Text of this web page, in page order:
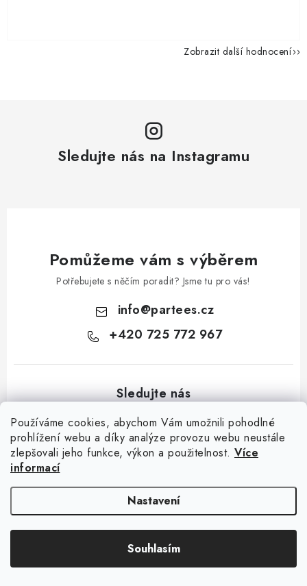
Používáme cookies, abychom Vám umožnili pohodlné
prohlížení webu a díky analýze provozu webu neustále
zlepšovali jeho funkce, výkon a použitelnost. Více
informací
Nastavení
Souhlasím
Zobrazit další hodnocení
Sledujte nás na Instagramu
Pomůžeme vám s výběrem
Potřebujete s něčím poradit? Jsme tu pro vás!
info@partees.cz
+420 725 772 967
Obchodní podmínky
Copyright 2026Partees.cz. Všechna práva vyhrazena.Upravit nastavení
cookies